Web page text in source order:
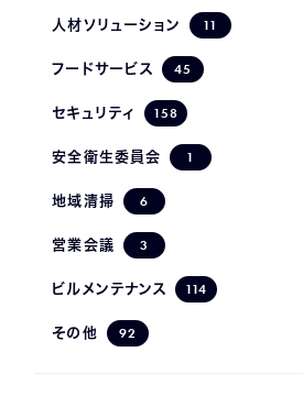
人材ソリューション 11
フードサービス 45
セキュリティ 158
安全衛生委員会 1
地域清掃 6
営業会議 3
ビルメンテナンス 114
その他 92